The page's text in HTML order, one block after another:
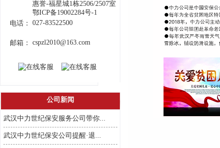
惠誉-福星城1栋2506/2507室
鄂ICP备19002284号-1
电话：
027-83522500
邮箱： cspzl2010@163.com
公司新闻
武汉中力世纪保安服务公司带你...
武汉中力世纪保安公司提醒·退...